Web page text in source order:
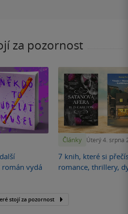
za pozornost
vydá
Články Úterý 4. srpna
7 knih, které si
romance, thrillery,
stojí za pozornost